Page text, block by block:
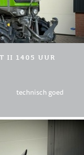
II 1405 UUR
technisch goed